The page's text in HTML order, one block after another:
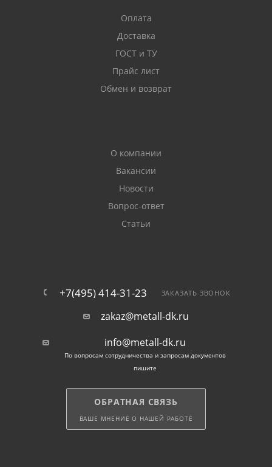
Оплата
Доставка
ГОСТ и ТУ
Прайс лист
Обмен и возврат
О компании
Вакансии
Новости
Вопрос-ответ
Статьи
+7(495) 414-31-23 ЗАКАЗАТЬ ЗВОНОК
zakaz@metall-dk.ru
info@metall-dk.ru
По вопросам сотрудничества и запросам документов
пишите
ОБРАТНАЯ СВЯЗЬ
ВАШЕ МНЕНИЕ О НАШЕЙ РАБОТЕ